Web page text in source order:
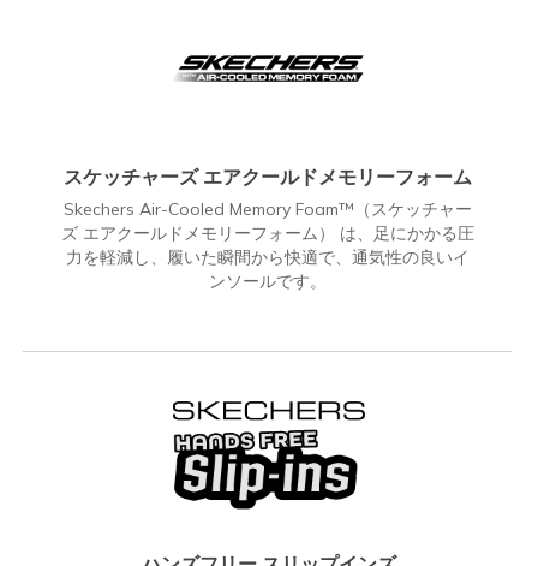
スケッチャーズ エアクールドメモリーフォーム
Skechers Air-Cooled Memory Foam™（スケッチャー
ズ エアクールドメモリーフォーム） は、足にかかる圧
力を軽減し、履いた瞬間から快適で、通気性の良いイ
ンソールです。